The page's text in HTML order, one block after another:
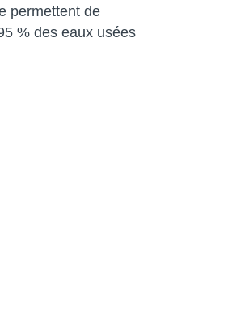
permettent de
% des eaux usées